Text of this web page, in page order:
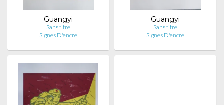
Guangyi
Sans titre
Signes D'encre
Guangyi
Sans titre
Signes D'encre